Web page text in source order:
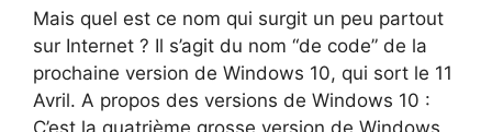
Mais quel est ce nom qui surgit un peu partout
sur Internet ? Il s’agit du nom “de code” de la
prochaine version de Windows 10, qui sort le 11
Avril. A propos des versions de Windows 10 :
C’est la quatrième grosse version de Windows